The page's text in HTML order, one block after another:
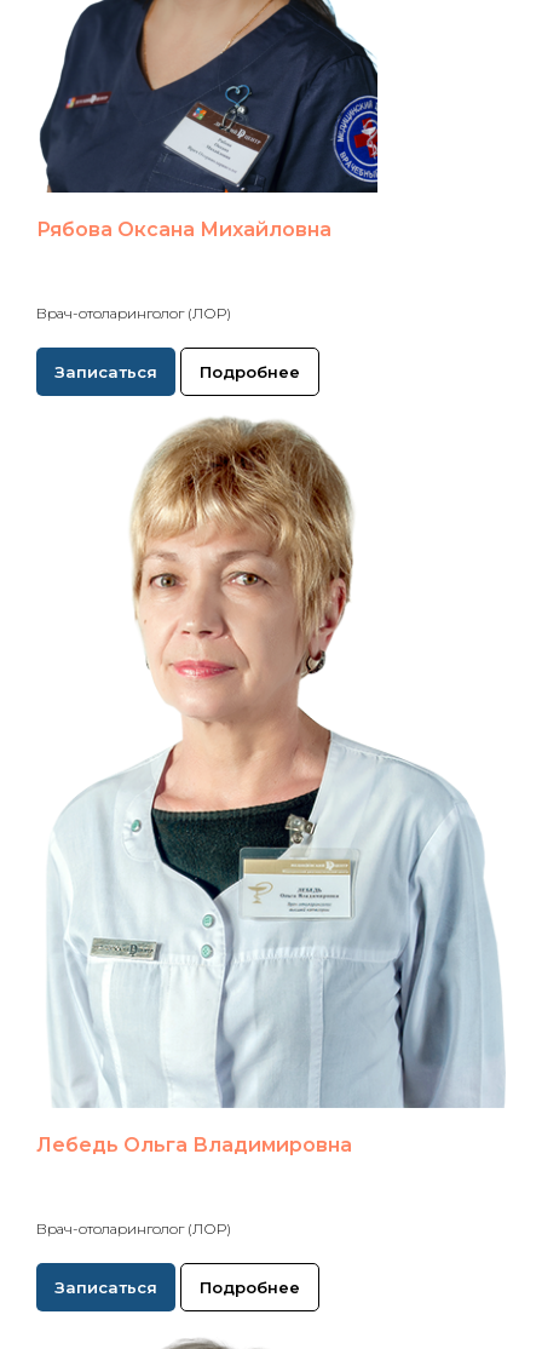
Рябова Оксана Михайловна
Врач-отоларинголог (ЛОР)
Записаться Подробнее
Лебедь Ольга Владимировна
Врач-отоларинголог (ЛОР)
Записаться Подробнее